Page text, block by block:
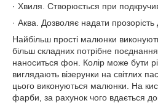
· Хвиля. Створюється при
· Аква. Дозволяє надати прозорість
Найбільш прості малюнки
більш складних потрібне поєднання
наноситься фон. Колір може бути
виглядають візерунки на світлих
цього виконуються малюнки. На
фарби, за рахунок чого вдається